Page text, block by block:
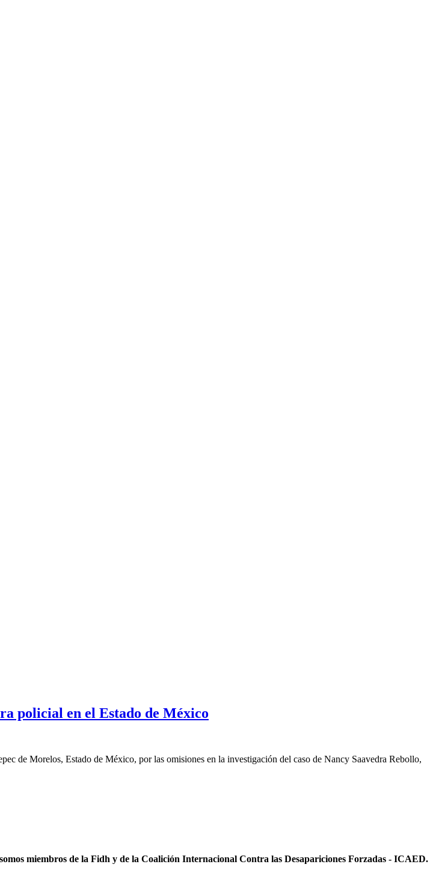
policial en el Estado de México
de Morelos, Estado de México, por las omisiones en la investigación del caso de Nancy Saavedra Rebollo,
miembros de la Fidh y de la Coalición Internacional Contra las Desapariciones Forzadas - ICAED.